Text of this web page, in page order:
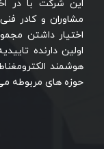
این شرکت با در
مشاوران و کادر
اختیار داشتن
اولین دارنده
هوشمند
حوزه های مربوطه